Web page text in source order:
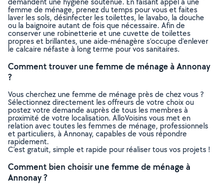
femme de ménage, prenez du temps pour vous et faites
laver les sols, désinfecter les toilettes, le lavabo, la douche
ou la baignoire autant de fois que nécessaire. Afin de
conserver une robinetterie et une cuvette de toilettes
propres et brillantes, une aide-ménagère s’occupe d’enlever
le calcaire néfaste à long terme pour vos sanitaires.
Comment trouver une femme de ménage à Annonay
?
Vous cherchez une femme de ménage près de chez vous ?
Sélectionnez directement les offreurs de votre choix ou
postez votre demande auprès de tous les membres à
proximité de votre localisation. AlloVoisins vous met en
relation avec toutes les femmes de ménage, professionnels
et particuliers, à Annonay, capables de vous répondre
rapidement.
C’est gratuit, simple et rapide pour réaliser tous vos projets !
Comment bien choisir une femme de ménage à
Annonay ?